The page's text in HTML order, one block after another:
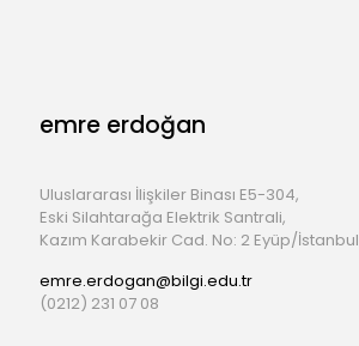
emre erdoğan
Uluslararası İlişkiler Binası E5-304,
Eski Silahtarağa Elektrik Santrali,
Kazım Karabekir Cad. No: 2 Eyüp/İstanbul
emre.erdogan@bilgi.edu.tr
(0212) 231 07 08